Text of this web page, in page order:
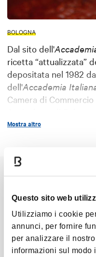
Questo sito web
Utilizziamo i cookie
annunci, per fornire
per analizzare il
informazioni sul modo
BOLOGNA
Dal sito dell'
ricetta “attualizzata”
depositata nel 1982
dell'Accademia
Camera di
molto identificativa
INGREDIENTI
fesone di spalla o
150 g di pancetta
50 g di carota
50 g di costa di
Mostra altro
Potrebbe